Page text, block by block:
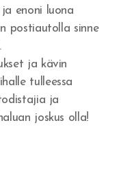
enoni luona
postiautolla sinne
ja kävin
tulleessa
ja
joskus olla!